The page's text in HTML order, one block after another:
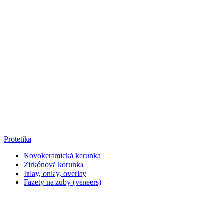
Protetika
Kovokeramická korunka
Zirkónová korunka
Inlay, onlay, overlay
Fazety na zuby (veneers)